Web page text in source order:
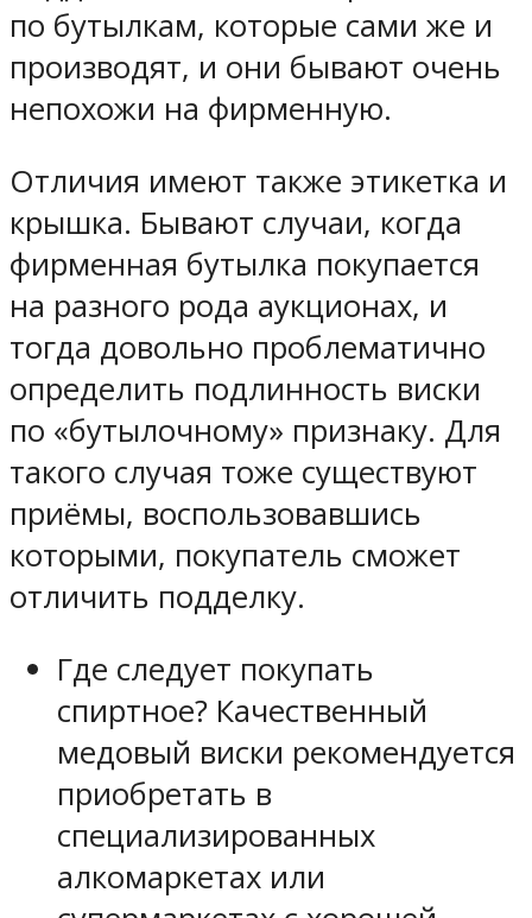
по бутылкам, которые сами же и
производят, и они бывают очень
непохожи на фирменную.
Отличия имеют также этикетка и
крышка. Бывают случаи, когда
фирменная бутылка покупается
на разного рода аукционах, и
тогда довольно проблематично
определить подлинность виски
по «бутылочному» признаку. Для
такого случая тоже существуют
приёмы, воспользовавшись
которыми, покупатель сможет
отличить подделку.
Где следует покупать
спиртное? Качественный
медовый виски рекомендуется
приобретать в
специализированных
алкомаркетах или